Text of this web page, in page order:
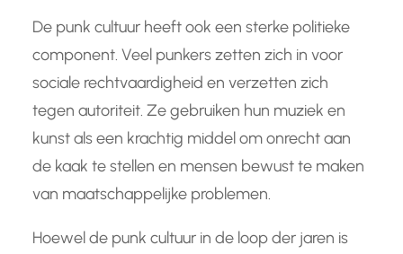
De punk cultuur heeft ook een sterke politieke
component. Veel punkers zetten zich in voor
sociale rechtvaardigheid en verzetten zich
tegen autoriteit. Ze gebruiken hun muziek en
kunst als een krachtig middel om onrecht aan
de kaak te stellen en mensen bewust te maken
van maatschappelijke problemen.
Hoewel de punk cultuur in de loop der jaren is